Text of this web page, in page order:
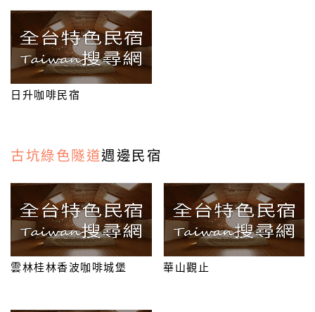
玩
樂
地
圖
服
務
顧
滿
日升咖啡民宿
古坑綠色隧道週邊民宿
雲林桂林香波咖啡城堡 華山觀止